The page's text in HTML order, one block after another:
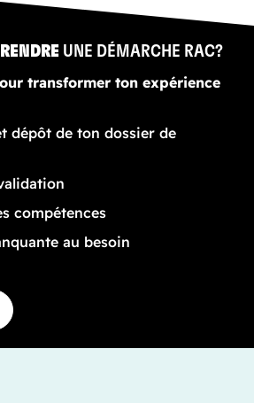
UNE DÉMARCHE RAC?
transformer ton expérience
dépôt de ton dossier de
compétences
au besoin